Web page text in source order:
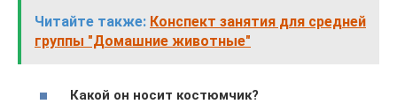
Читайте также: Конспект занятия для средней
группы "Домашние животные"
Какой он носит костюмчик?